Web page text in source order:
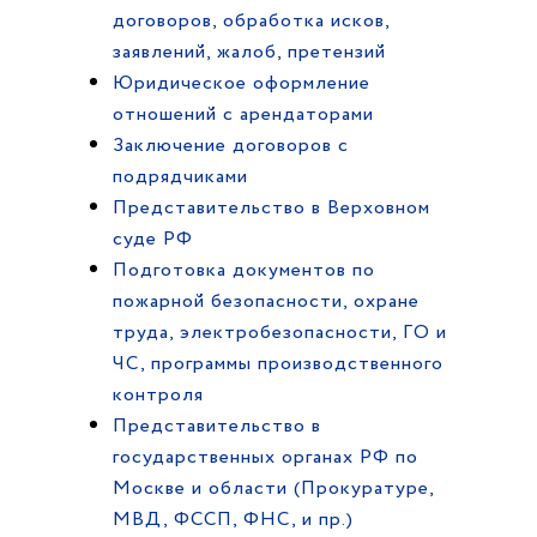
договоров, обработка исков,
заявлений, жалоб, претензий
Юридическое оформление
отношений с арендаторами
Заключение договоров с
подрядчиками
Представительство в Верховном
суде РФ
Подготовка документов по
пожарной безопасности, охране
труда, электробезопасности, ГО и
ЧС, программы производственного
контроля
Представительство в
государственных органах РФ по
Москве и области (Прокуратуре,
МВД, ФССП, ФНС, и пр.)